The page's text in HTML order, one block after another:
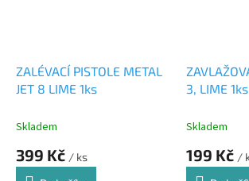
ZALÉVACÍ PISTOLE METAL
JET 8 LIME 1ks
Skladem
399 Kč / ks
3, LIME 1ks
Skladem
199 Kč /